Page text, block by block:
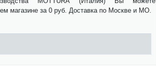
магазине за 0 руб. Доставка по Москве и МО.